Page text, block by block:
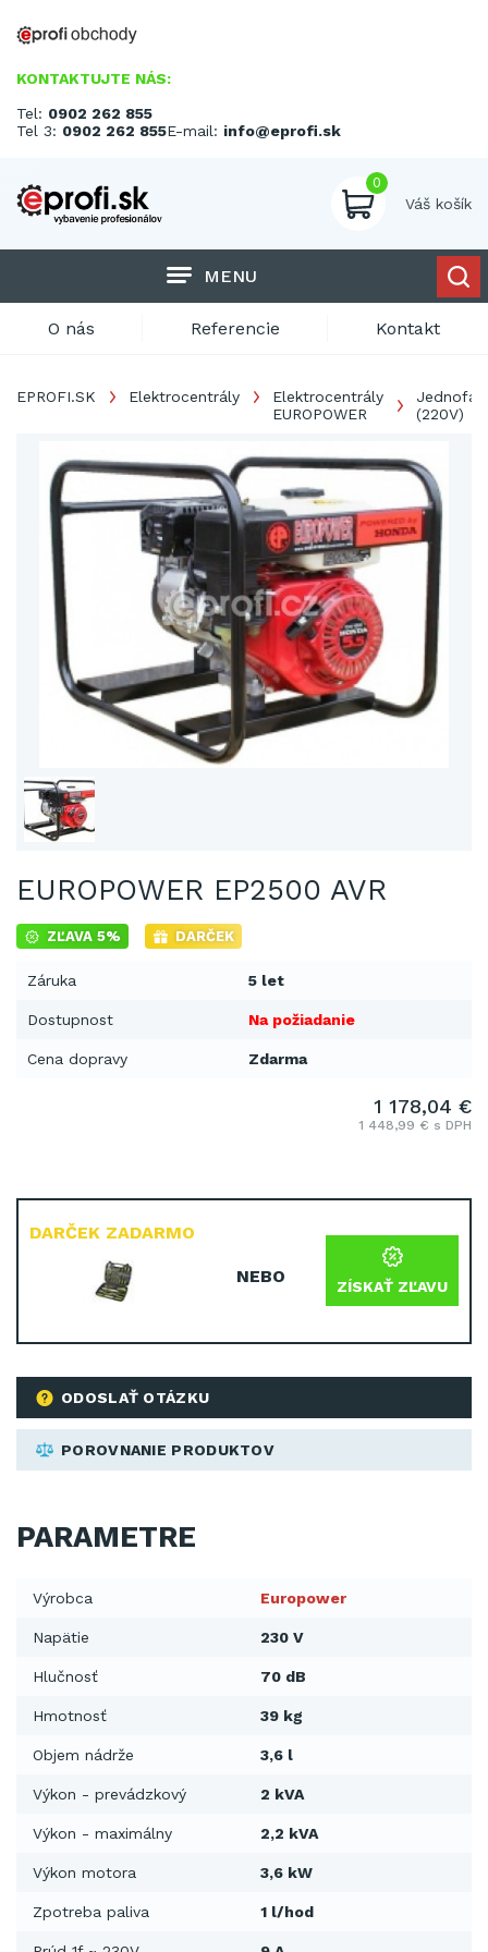
KONTAKTUJTE NÁS:
Tel: 0902 262 855
Tel 3: 0902 262 855E-mail: info@eprofi.sk
0
Váš košík
MENU
O nás Referencie Kontakt
EPROFI.SK Elektrocentrály
Elektrocentrály
EUROPOWER
(220V)
EUROPOWER EP2500 AVR
ZĽAVA 5% DARČEK
Záruka 5 let
Dostupnost Na požiadanie
Cena dopravy Zdarma
ODOSLAŤ OTÁZKU
POROVNANIE PRODUKTOV
DARČEK ZADARMO
NEBO ZÍSKAŤ ZĽAVU
1 178,04 €
1 448,99 € s DPH
PARAMETRE
Výrobca Europower
Napätie 230 V
Hlučnosť 70 dB
Hmotnosť 39 kg
Objem nádrže 3,6 l
Výkon - prevádzkový 2 kVA
Výkon - maximálny 2,2 kVA
Výkon motora 3,6 kW
Zpotreba paliva 1 l/hod